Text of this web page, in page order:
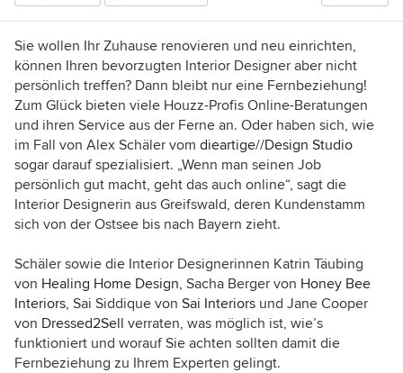
Sie wollen Ihr Zuhause renovieren und neu einrichten,
können Ihren bevorzugten Interior Designer aber nicht
persönlich treffen? Dann bleibt nur eine Fernbeziehung!
Zum Glück bieten viele Houzz-Profis Online-Beratungen
und ihren Service aus der Ferne an. Oder haben sich, wie
im Fall von Alex Schäler vom dieartige//Design Studio
sogar darauf spezialisiert. „Wenn man seinen Job
persönlich gut macht, geht das auch online“, sagt die
Interior Designerin aus Greifswald, deren Kundenstamm
sich von der Ostsee bis nach Bayern zieht.
Schäler sowie die Interior Designerinnen Katrin Täubing
von Healing Home Design, Sacha Berger von Honey Bee
Interiors, Sai Siddique von Sai Interiors und Jane Cooper
von Dressed2Sell verraten, was möglich ist, wie’s
funktioniert und worauf Sie achten sollten damit die
Fernbeziehung zu Ihrem Experten gelingt.